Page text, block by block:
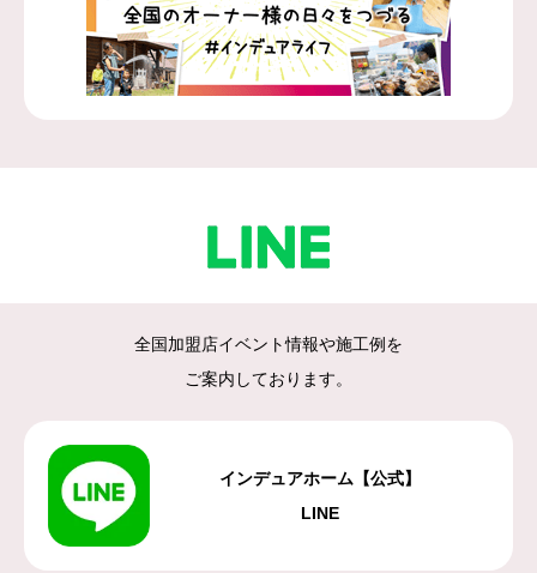
全国加盟店イベント情報や施工例を
ご案内しております。
インデュアホーム【公式】
LINE